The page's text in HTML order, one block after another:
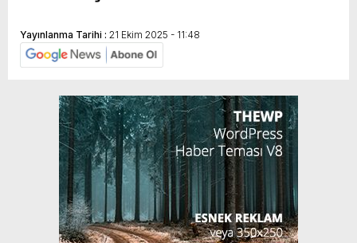
Yayınlanma Tarihi : 21 Ekim 2025 - 11:48